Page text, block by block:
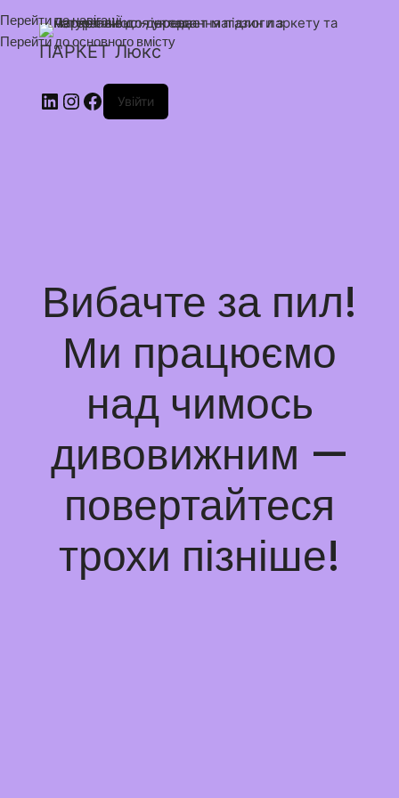
Перейти до навігації
Перейти до основного вмісту
ПАРКЕТ Люкс
Увійти
Вибачте за пил!
Ми працюємо
над чимось
дивовижним —
повертайтеся
трохи пізніше!